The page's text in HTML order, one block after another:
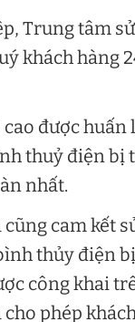
Trung tâm
khách hàng
được huấn
thuỷ điện bị
nhất.
cam kết
thủy điện bị
công khai
phép